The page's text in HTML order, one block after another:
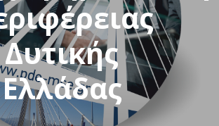
Δυτικής
Ελλάδας